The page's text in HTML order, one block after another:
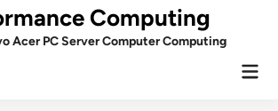
Computing
Acer PC Server Computer Computing